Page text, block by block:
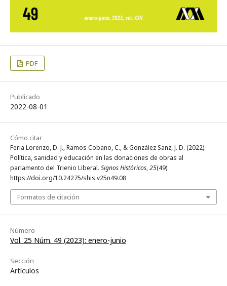
PDF
Publicado
2022-08-01
Cómo citar
Feria Lorenzo, D. J., Ramos Cobano, C., & González Sanz, J. D. (2022).
Política, sanidad y educación en las donaciones de obras al
parlamento del Trienio Liberal. Signos Históricos,25(49).
https://doi.org/10.24275/shis.v25n49.08
Formatos de citación
Número
Vol. 25 Núm. 49 (2023): enero-junio
Sección
Artículos